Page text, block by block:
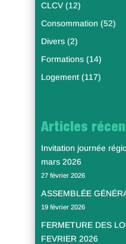
CLCV(12)
Consommation(52)
Divers(2)
Formations(14)
Logement(117)
Articles
Invitation journée
mars 2026
27 février 2026
ASSEMBLÉE
19 février 2026
FERMETURE DES
FEVRIER 2026